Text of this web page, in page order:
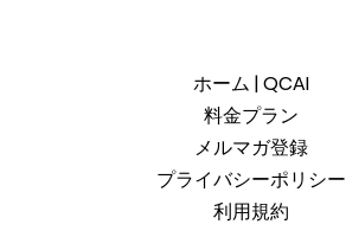
ホーム | QCAI
料金プラン
メルマガ登録
プライバシーポリシー
利用規約